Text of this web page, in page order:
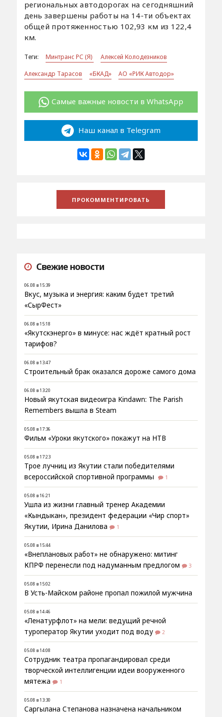
региональных автодорогах на сегодняшний
день завершены работы на 14-ти объектах
общей протяженностью 102,93 км из 122,4
км.
Теги: Минтранс РС (Я)
Алексей Колодезников
Александр Тарасов
«БКАД» АО «РИК Автодор»
Самые важные новости в WhatsApp
Наш канал в Telegram
Свежие новости
06.08 в 15:39
Вкус, музыка и энергия: каким будет третий
«СырФест»
06.08 в 15:18
«Якутскэнерго» в минусе: нас ждёт кратный рост
тарифов?
06.08 в 13:47
Строительный брак оказался дороже самого дома
06.08 в 13:20
Новый якутская видеоигра Kindawn: The Parish
Remembers вышла в Steam
05.08 в 17:36
Фильм «Уроки якутского» покажут на НТВ
05.08 в 17:23
Трое лучниц из Якутии стали победителями
всероссийской спортивной программы
1
05.08 в 16:21
Ушла из жизни главный тренер Академии
«Кындыкан», президент федерации «Чир спорт»
Якутии, Ирина Данилова
1
05.08 в 15:44
«Внеплановых работ» не обнаружено: митинг
КПРФ перенесли под надуманным предлогом
3
05.08 в 15:02
В Усть-Майском районе пропал пожилой мужчина
05.08 в 14:46
«Ленатурфлот» на мели: ведущий речной
туроператор Якутии уходит под воду
2
05.08 в 14:08
Сотрудник театра пропагандировал среди
творческой интеллигенции идеи вооруженного
мятежа
1
05.08 в 13:30
Саргылана Степанова назначена начальником